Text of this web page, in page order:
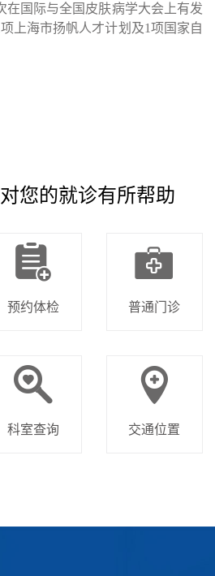
在国际与全国皮肤病学大会上有发
上海市扬帆人才计划及1项国家自
您的就诊有所帮助
预约体检 普通门诊
科室查询 交通位置